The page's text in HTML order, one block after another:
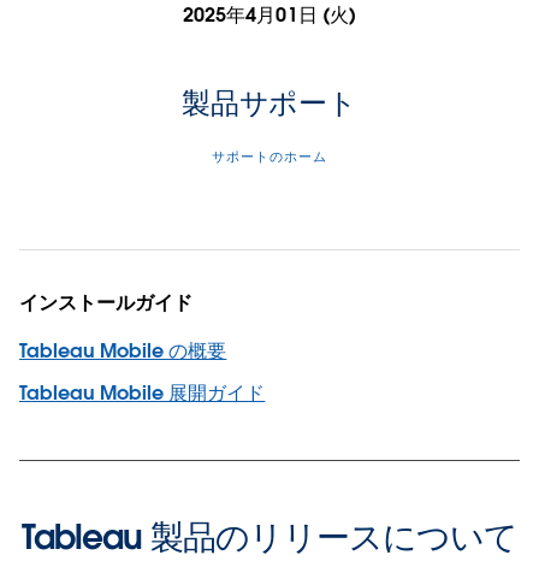
2025年4月01日 (火)
製品サポート
サポートのホーム
インストールガイド
Tableau Mobile の概要
Tableau Mobile 展開ガイド
Tableau 製品のリリースについて